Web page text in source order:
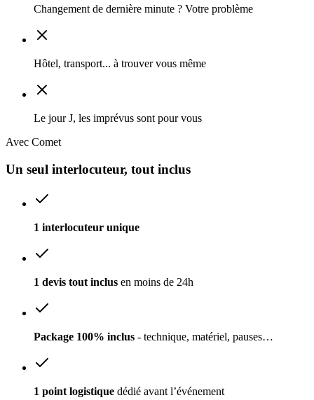
Changement de dernière minute ? Votre problème
Hôtel, transport... à trouver vous même
Le jour J, les imprévus sont pour vous
Avec Comet
Un seul interlocuteur, tout inclus
1 interlocuteur unique
1 devis tout inclus en moins de 24h
Package 100% inclus - technique, matériel, pauses…
1 point logistique dédié avant l’événement